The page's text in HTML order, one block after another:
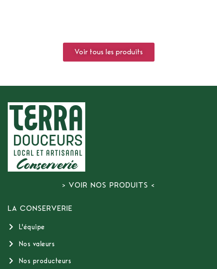
Voir tous les produits
> VOIR NOS PRODUITS <
LA CONSERVERIE
L'équipe
Nos valeurs
Nos producteurs